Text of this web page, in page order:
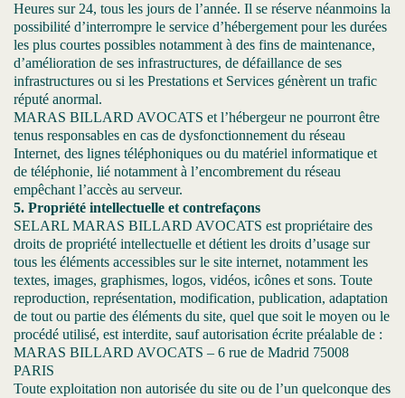
Heures sur 24, tous les jours de l’année. Il se réserve néanmoins la
possibilité d’interrompre le service d’hébergement pour les durées
les plus courtes possibles notamment à des fins de maintenance,
d’amélioration de ses infrastructures, de défaillance de ses
infrastructures ou si les Prestations et Services génèrent un trafic
réputé anormal.
MARAS BILLARD AVOCATS et l’hébergeur ne pourront être
tenus responsables en cas de dysfonctionnement du réseau
Internet, des lignes téléphoniques ou du matériel informatique et
de téléphonie, lié notamment à l’encombrement du réseau
empêchant l’accès au serveur.
5. Propriété intellectuelle et contrefaçons
SELARL MARAS BILLARD AVOCATS est propriétaire des
droits de propriété intellectuelle et détient les droits d’usage sur
tous les éléments accessibles sur le site internet, notamment les
textes, images, graphismes, logos, vidéos, icônes et sons. Toute
reproduction, représentation, modification, publication, adaptation
de tout ou partie des éléments du site, quel que soit le moyen ou le
procédé utilisé, est interdite, sauf autorisation écrite préalable de :
MARAS BILLARD AVOCATS – 6 rue de Madrid 75008
PARIS
Toute exploitation non autorisée du site ou de l’un quelconque des